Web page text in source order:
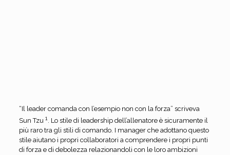
“Il leader comanda con l’esempio non con la forza” scriveva
Sun Tzu 1. Lo stile di leadership dell’allenatore è sicuramente il
più raro tra gli stili di comando. I manager che adottano questo
stile aiutano i propri collaboratori a comprendere i propri punti
di forza e di debolezza relazionandoli con le loro ambizioni